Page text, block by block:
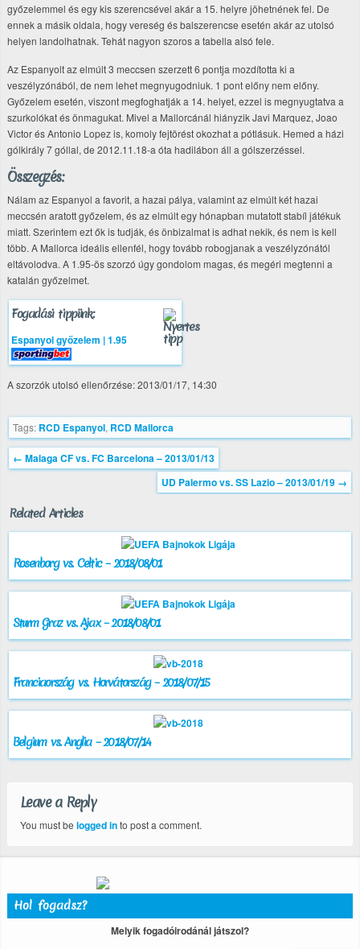
győzelemmel és egy kis szerencsével akár a 15. helyre jöhetnének fel. De
ennek a másik oldala, hogy vereség és balszerencse esetén akár az utolsó
helyen landolhatnak. Tehát nagyon szoros a tabella alsó fele.
Az Espanyolt az elmúlt 3 meccsen szerzett 6 pontja mozdította ki a
veszélyzónából, de nem lehet megnyugodniuk. 1 pont előny nem előny.
Győzelem esetén, viszont megfoghatják a 14. helyet, ezzel is megnyugtatva a
szurkolókat és önmagukat. Mivel a Mallorcánál hiányzik Javi Marquez, Joao
Victor és Antonio Lopez is, komoly fejtörést okozhat a pótlásuk. Hemed a házi
gólkirály 7 góllal, de 2012.11.18-a óta hadilábon áll a gólszerzéssel.
Összegzés:
Nálam az Espanyol a favorit, a hazai pálya, valamint az elmúlt két hazai
meccsén aratott győzelem, és az elmúlt egy hónapban mutatott stabíl játékuk
miatt. Szerintem ezt ők is tudják, és önbizalmat is adhat nekik, és nem is kell
több. A Mallorca ideális ellenfél, hogy tovább robogjanak a veszélyzónától
eltávolodva. A 1.95-ös szorzó úgy gondolom magas, és megéri megtenni a
katalán győzelmet.
Fogadási tippünk:
Espanyol győzelem | 1.95
A szorzók utolsó ellenőrzése: 2013/01/17, 14:30
Tags: RCD Espanyol, RCD Mallorca
← Malaga CF vs. FC Barcelona – 2013/01/13
UD Palermo vs. SS Lazio – 2013/01/19 →
Related Articles
Rosenborg vs. Celtic – 2018/08/01
Sturm Graz vs. Ajax – 2018/08/01
Franciaország vs. Horvátország – 2018/07/15
Belgium vs. Anglia – 2018/07/14
Leave a Reply
You must be logged into post a comment.
Hol fogadsz?
Melyik fogadóirodánál játszol?